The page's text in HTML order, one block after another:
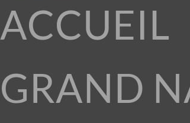
ACCUEIL
GRAND